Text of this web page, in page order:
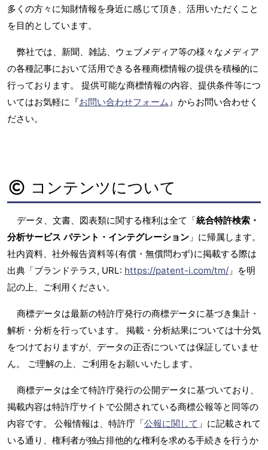
多くの方々に知財情報を身近に感じて頂き、活用いただくこと
を目的としています。
弊社では、新聞、雑誌、ウェブメディア等の様々なメディア
の各種記事において活用できる各種商標情報の提供を積極的に
行っております。 提供可能な商標情報の内容、提供条件等につ
いてはお気軽に『お問い合わせフォーム』からお問い合わせく
ださい。
コンテンツについて
データ、文書、図表類に関する権利は全て「統合特許検索・
分析サービス パテント・インテグレーション 」に帰属します。
社内資料、社外報告資料等(有償・無償問わず)に掲載する際は
出典「ブランドテラス, URL: https://patent-i.com/tm/ 」を明
記の上、ご利用ください。
商標データは最新の特許庁発行の商標データに基づき集計・
解析・分析を行っています。 掲載・分析結果については十分気
をつけておりますが、データの正否については保証していませ
ん。 ご理解の上、ご利用をお願いいたします。
商標データは全て特許庁発行の公開データに基づいており、
掲載内容は特許庁サイトで公開されている商標公報等と同等の
内容です。 公報情報は、特許庁「公報に関して 」に記載されて
いる通り、権利者が独占排他的な権利を求める手続きを行うか